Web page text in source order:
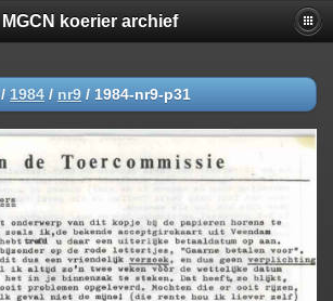
MGCN koerier archief
/ 1984 / nr9 / 1984-nr9-p31